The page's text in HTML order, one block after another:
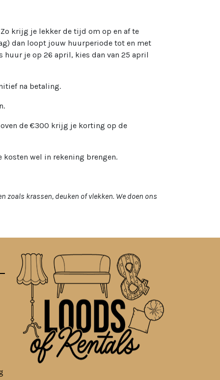
Zo krijg je lekker de tijd om op en af te
dan loopt jouw huurperiode tot en met
huur je op 26 april, kies dan van 25 april
na betaling.
de €300 krijg je korting op de
kosten wel in rekening brengen.
krassen, deuken of vlekken. We doen ons